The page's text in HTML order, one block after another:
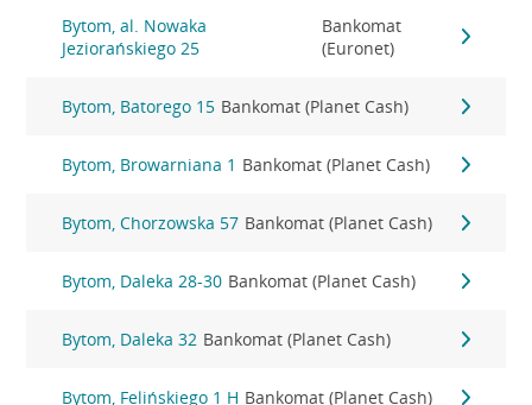
Bytom, al. Nowaka
Jeziorańskiego 25
Bankomat
(Euronet)
Bytom, Batorego 15 Bankomat (Planet Cash)
Bytom, Browarniana 1 Bankomat (Planet Cash)
Bytom, Chorzowska 57 Bankomat (Planet Cash)
Bytom, Daleka 28-30 Bankomat (Planet Cash)
Bytom, Daleka 32 Bankomat (Planet Cash)
Bytom, Felińskiego 1 H Bankomat (Planet Cash)